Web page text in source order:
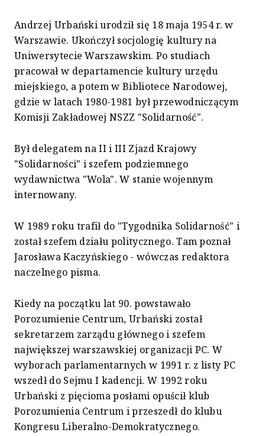
Andrzej Urbański urodził się 18 maja 1954 r. w
Warszawie. Ukończył socjologię kultury na
Uniwersytecie Warszawskim. Po studiach
pracował w departamencie kultury urzędu
miejskiego, a potem w Bibliotece Narodowej,
gdzie w latach 1980-1981 był przewodniczącym
Komisji Zakładowej NSZZ "Solidarność".
Był delegatem na II i III Zjazd Krajowy
"Solidarności" i szefem podziemnego
wydawnictwa "Wola". W stanie wojennym
internowany.
W 1989 roku trafił do "Tygodnika Solidarność" i
został szefem działu politycznego. Tam poznał
Jarosława Kaczyńskiego - wówczas redaktora
naczelnego pisma.
Kiedy na początku lat 90. powstawało
Porozumienie Centrum, Urbański został
sekretarzem zarządu głównego i szefem
największej warszawskiej organizacji PC. W
wyborach parlamentarnych w 1991 r. z listy PC
wszedł do Sejmu I kadencji. W 1992 roku
Urbański z pięcioma posłami opuścił klub
Porozumienia Centrum i przeszedł do klubu
Kongresu Liberalno-Demokratycznego.